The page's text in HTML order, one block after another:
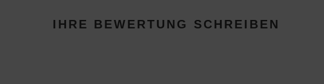
IHRE BEWERTUNG SCHREIBEN